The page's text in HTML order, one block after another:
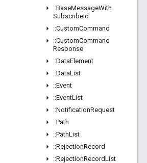
::BaseMessageWith
SubscribeId
::CustomCommand
::CustomCommand
Response
::DataElement
::DataList
::Event
::EventList
::NotificationRequest
::Path
::PathList
::RejectionRecord
::RejectionRecordList